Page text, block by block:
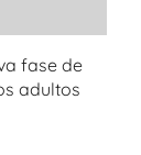
fase de
adultos